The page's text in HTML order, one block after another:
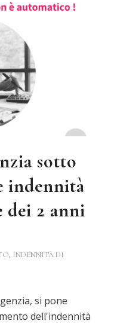
sotto
indennità
2 anni
, INDENNITÀ DI
si pone
dell'indennità